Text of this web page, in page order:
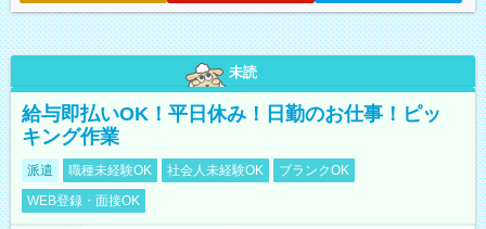
未読
給与即払いOK！平日休み！日勤のお仕事！ピッ
キング作業
派遣 職種未経験OK 社会人未経験OK
ブランクOK
WEB登録・面接OK